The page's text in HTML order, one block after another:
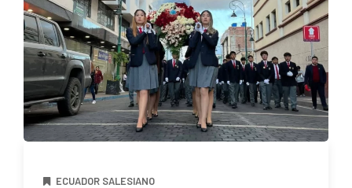
ECUADOR SALESIANO